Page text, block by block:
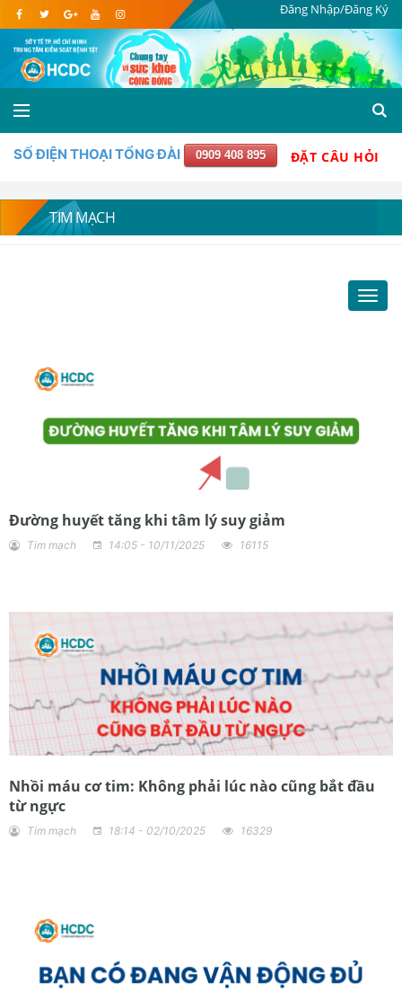
Đăng Nhập/Đăng Ký
SỐ ĐIỆN THOẠI TỔNG ĐÀI 0909 408 895 ĐẶT CÂU HỎI
TIM MẠCH
Đường huyết tăng khi tâm lý suy giảm
Tim mạch 14:05 - 10/11/2025 16115
Nhồi máu cơ tim: Không phải lúc nào cũng bắt đầu
từ ngực
Tim mạch 18:14 - 02/10/2025 16329